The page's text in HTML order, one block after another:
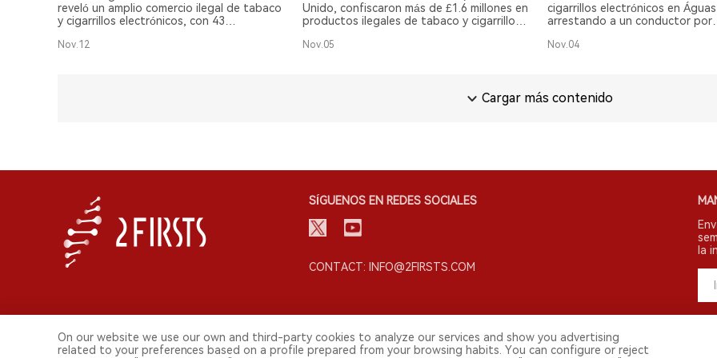
reveló un amplio comercio ilegal de tabaco
y cigarrillos electrónicos, con 43
tiendas.
Nov.12
Unido, confiscaron más de £1.6 millones en
productos ilegales de tabaco y cigarrillos
Nov.05
contrabandista
cigarrillos electrónicos en Águas
arrestando a un conductor por
Nov.04
Cargar más contenido
SÍGUENOS EN REDES SOCIALES
CONTACT: INFO@2FIRSTS.COM
la
On our website we use our own and third-party cookies to analyze our services and show you advertising
related to your preferences based on a profile prepared from your browsing habits. You can configure or reject